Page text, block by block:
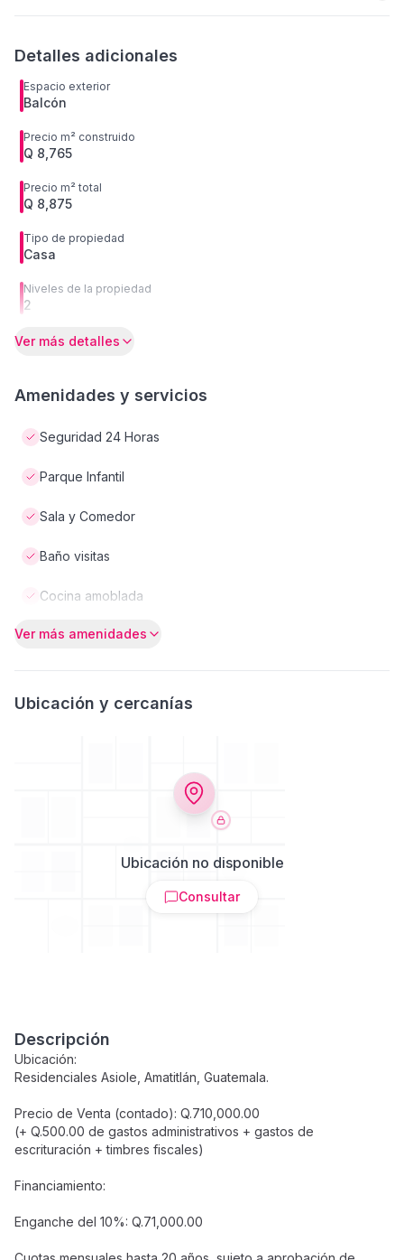
Detalles adicionales
Espacio exterior
Balcón
Precio m² construido
Q 8,765
Precio m² total
Q 8,875
Tipo de propiedad
Casa
Niveles de la propiedad
2
Ver más detalles
Amenidades y servicios
Seguridad 24 Horas
Parque Infantil
Sala y Comedor
Baño visitas
Cocina amoblada
Ver más amenidades
Ubicación y cercanías
Ubicación no disponible
Consultar
Descripción
Ubicación:
Residenciales Asiole, Amatitlán, Guatemala.
Precio de Venta (contado): Q.710,000.00
(+ Q.500.00 de gastos administrativos + gastos de
escrituración + timbres fiscales)
Financiamiento:
Enganche del 10%: Q.71,000.00